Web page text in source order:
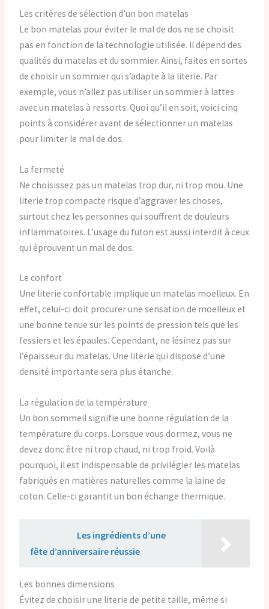
Les critères de sélection d’un bon matelas
Le bon matelas pour éviter le mal de dos ne se choisit
pas en fonction de la technologie utilisée. Il dépend des
qualités du matelas et du sommier. Ainsi, faites en sortes
de choisir un sommier qui s’adapte à la literie. Par
exemple, vous n’allez pas utiliser un sommier à lattes
avec un matelas à ressorts. Quoi qu’il en soit, voici cinq
points à considérer avant de sélectionner un matelas
pour limiter le mal de dos.
La fermeté
Ne choisissez pas un matelas trop dur, ni trop mou. Une
literie trop compacte risque d’aggraver les choses,
surtout chez les personnes qui souffrent de douleurs
inflammatoires. L’usage du futon est aussi interdit à ceux
qui éprouvent un mal de dos.
Le confort
Une literie confortable implique un matelas moelleux. En
effet, celui-ci doit procurer une sensation de moelleux et
une bonne tenue sur les points de pression tels que les
fessiers et les épaules. Cependant, ne lésinez pas sur
l’épaisseur du matelas. Une literie qui dispose d’une
densité importante sera plus étanche.
La régulation de la température
Un bon sommeil signifie une bonne régulation de la
température du corps. Lorsque vous dormez, vous ne
devez donc être ni trop chaud, ni trop froid. Voilà
pourquoi, il est indispensable de privilégier les matelas
fabriqués en matières naturelles comme la laine de
coton. Celle-ci garantit un bon échange thermique.
Les ingrédients d’une
fête d’anniversaire réussie
Les bonnes dimensions
Évitez de choisir une literie de petite taille, même si